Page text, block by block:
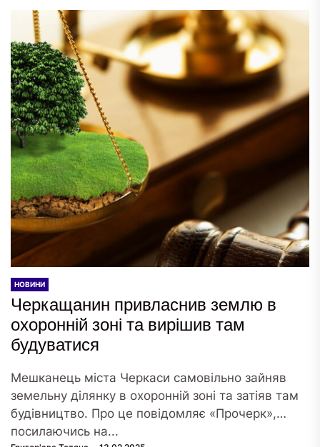
НОВИНИ
Черкащанин привласнив землю в
охоронній зоні та вирішив там
будуватися
Мешканець міста Черкаси самовільно зайняв
земельну ділянку в охоронній зоні та затіяв там
будівництво. Про це повідомляє «Прочерк»,
посилаючись на...